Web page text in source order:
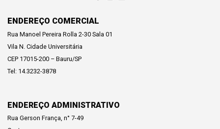
ENDEREÇO COMERCIAL
Rua Manoel Pereira Rolla 2-30 Sala 01
Vila N. Cidade Universitária
CEP 17015-200 – Bauru/SP
Tel: 14.3232-3878
ENDEREÇO ADMINISTRATIVO
Rua Gerson França, n° 7-49